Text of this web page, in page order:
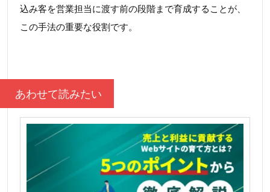
込み客を営業担当に渡す前の段階まで育成することが、
この手法の重要な役割です。
あわせて読みたい